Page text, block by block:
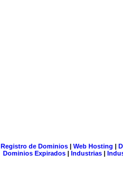
Registro de Dominios| Web Hosting |
Dominios Expirados | Industrias |